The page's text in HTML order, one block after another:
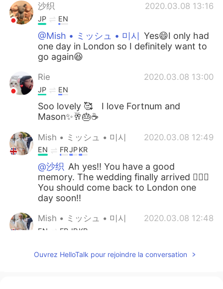
沙织 2020.03.08 13:16
JP EN
@Mish • ミッシュ • 미시 Yes😄I only had
one day in London so I definitely want to
go again😆
Rie 2020.03.08 13:00
JP EN
Soo lovely 🥰 I love Fortnum and
Mason✨🥂🎂☕️
Mish • ミッシュ • 미시 2020.03.08 12:49
EN FRJPKR
@沙织 Ah yes!! You have a good
memory. The wedding finally arrived 👍🏽😊
You should come back to London one
day soon!!
Mish • ミッシュ • 미시 2020.03.08 12:48
EN FR JPKR
an Alice in Wonderland theme. The colour
Ouvrez HelloTalk pour rejoindre la conversation